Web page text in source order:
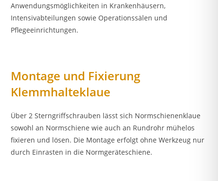
Anwendungsmöglichkeiten in Krankenhäusern,
Intensivabteilungen sowie Operationssälen und
Pflegeeinrichtungen.
Montage und Fixierung
Klemmhalteklaue
Über 2 Sterngriffschrauben lässt sich Normschienenklaue
sowohl an Normschiene wie auch an Rundrohr mühelos
fixieren und lösen. Die Montage erfolgt ohne Werkzeug nur
durch Einrasten in die Normgeräteschiene.